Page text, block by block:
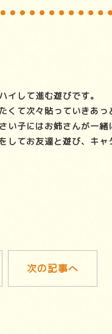
して進む遊びです。
て次々貼っていきあっ
子にはお姉さんが一
てお友達と遊び、キ
次の記事へ